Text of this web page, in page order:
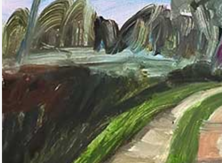
Événements
1% œuvres dans
public
Réseau